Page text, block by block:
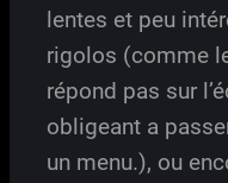
lentes et peu
rigolos (comme
répond pas sur
obligeant a
un menu.), ou